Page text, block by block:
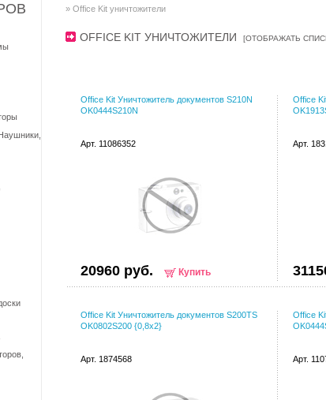
» Office Kit уничтожители
OFFICE KIT УНИЧТОЖИТЕЛИ [ОТОБРАЖАТЬ
Office Kit Уничтожитель документов S210N
OK0444S210N
Арт. 11086352
20960 руб. Купить
Office
Арт.
Office Kit Уничтожитель документов S200TS
OK0802S200 {0,8x2}
Арт. 1874568
Office
Арт.